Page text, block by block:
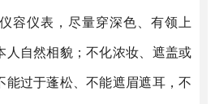
容仪表，尽量穿深色、有领上
人自然相貌；不化浓妆、遮盖或
能过于蓬松、不能遮眉遮耳，不